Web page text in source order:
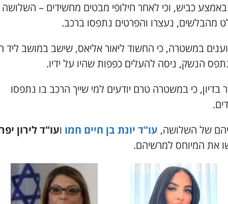
כביש, וכי לאחר חילופי מבטים מחשידים – השלושה
מהבלשים, נעצרו והפרטים נתפסו ברכב.
במשטרה, כי החשוד ליאור אליאס, שישב במושב ליד
נתפס הנשק, ניסה להעלים כפפות שהיו על ידיו.
בדיון, כי במשטרה טרם יודעים למי שייך הרכב בו נתפסו
של השלושה, עו"ד יונת בן חיים חמו ועו"ד לירון
את המיוחס למרשיהם.